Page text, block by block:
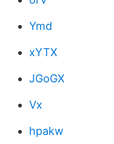
Ymd
xYTX
JGoGX
Vx
hpakw